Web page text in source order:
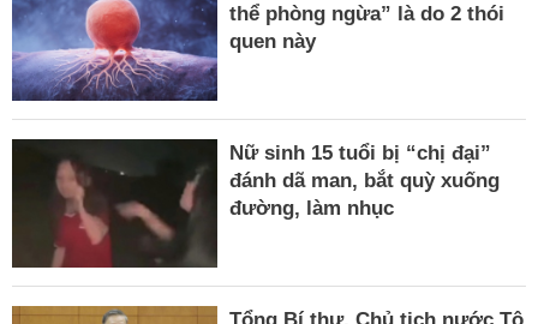
thể phòng ngừa” là do 2 thói
quen này
Nữ sinh 15 tuổi bị “chị đại”
đánh dã man, bắt quỳ xuống
đường, làm nhục